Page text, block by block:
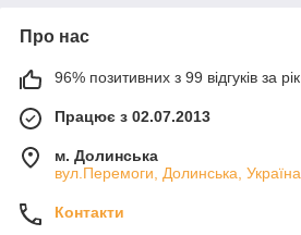
Про нас
96% позитивних з 99 відгуків за рік
Працює з 02.07.2013
м. Долинська
вул.Перемоги, Долинська, Україна
Контакти